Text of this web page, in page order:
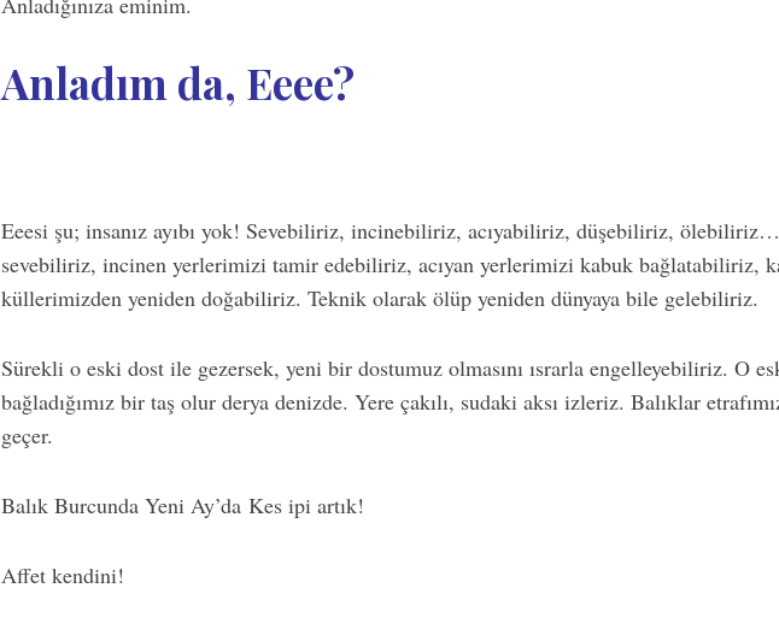
Anladım da, Eeee?
Eeesi şu; insanız ayıbı yok! Sevebiliriz, incinebiliriz, acıyabiliriz, düşebiliriz,
sevebiliriz, incinen yerlerimizi tamir edebiliriz, acıyan yerlerimizi kabuk bağlatabiliriz,
küllerimizden yeniden doğabiliriz. Teknik olarak ölüp yeniden dünyaya bile gelebiliriz.
Sürekli o eski dost ile gezersek, yeni bir dostumuz olmasını ısrarla engelleyebiliriz. O
bağladığımız bir taş olur derya denizde. Yere çakılı, sudaki aksı izleriz. Balıklar
geçer.
Balık Burcunda Yeni Ay’da Kes ipi artık!
Affet kendini!